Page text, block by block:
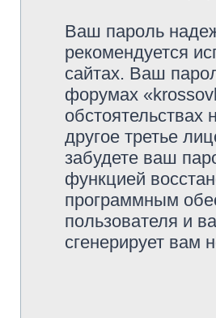
Ваш пароль
рекомендуется
сайтах. Ваш
форумах
другое третье
забудете ваш
функцией
программным
пользователя и
сгенерирует вам